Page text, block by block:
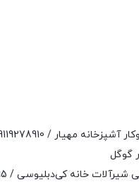
آشپزخانه مهیار /
گوگل
شیرآلات خانه کی‌دبلیوسی /